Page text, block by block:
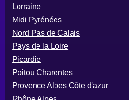
Lorraine
Midi Pyrénées
Nord Pas de Calais
Pays de la Loire
Picardie
Poitou Charentes
Provence Alpes Côte d'azur